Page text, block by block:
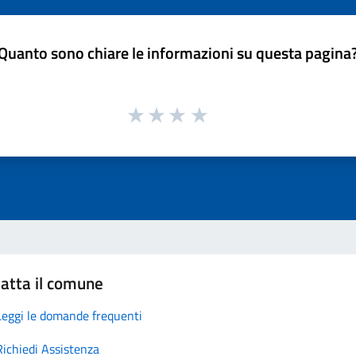
sono chiare le informazioni su questa
il comune
le domande frequenti
Assistenza